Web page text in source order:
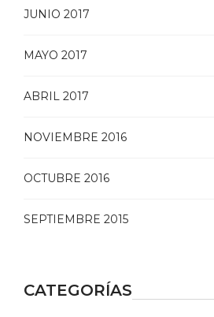
JUNIO 2017
MAYO 2017
ABRIL 2017
NOVIEMBRE 2016
OCTUBRE 2016
SEPTIEMBRE 2015
CATEGORÍAS